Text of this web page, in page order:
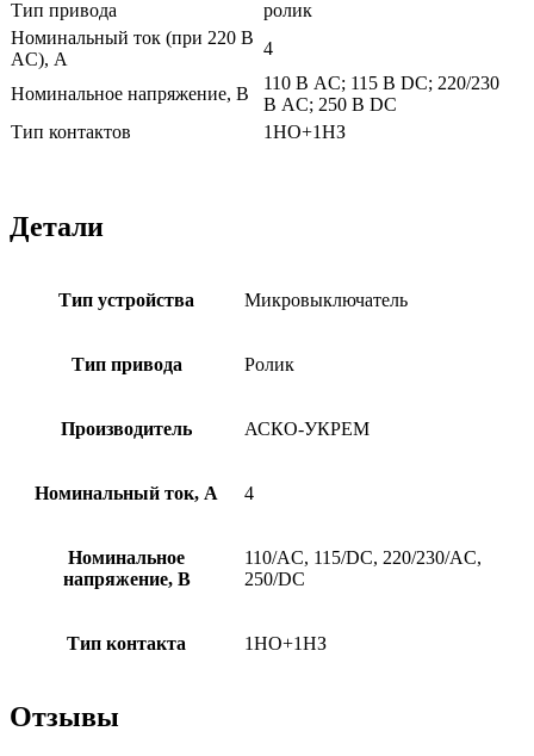
Тип привода
ролик
Номинальный ток (при 220 В
AC), А
4
Номинальное напряжение, В
110 В AC; 115 В DC; 220/230
В AC; 250 В DC
Тип контактов
1НО+1НЗ
Детали
Тип устройства Микровыключатель
Тип привода Ролик
Производитель АСКО-УКРЕМ
Номинальный ток, А 4
Номинальное
напряжение, В
110/AC, 115/DC, 220/230/AC,
250/DC
Тип контакта 1НО+1НЗ
Отзывы